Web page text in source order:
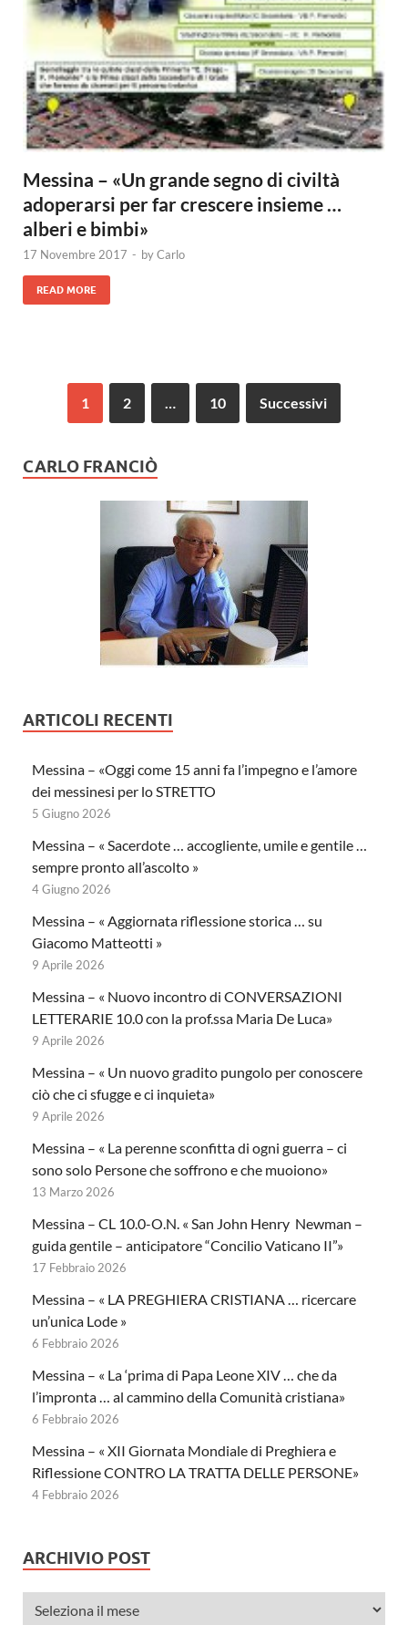
Messina – «Un grande segno di civiltà
adoperarsi per far crescere insieme …
alberi e bimbi»
17 Novembre 2017 - byCarlo
READ MORE
1 2 … 10 Successivi
CARLO FRANCIÒ
ARTICOLI RECENTI
Messina – «Oggi come 15 anni fa l’impegno e l’amore
dei messinesi per lo STRETTO
5 Giugno 2026
Messina – « Sacerdote … accogliente, umile e gentile …
sempre pronto all’ascolto »
4 Giugno 2026
Messina – « Aggiornata riflessione storica … su
Giacomo Matteotti »
9 Aprile 2026
Messina – « Nuovo incontro di CONVERSAZIONI
LETTERARIE 10.0 con la prof.ssa Maria De Luca»
9 Aprile 2026
Messina – « Un nuovo gradito pungolo per conoscere
ciò che ci sfugge e ci inquieta»
9 Aprile 2026
Messina – « La perenne sconfitta di ogni guerra – ci
sono solo Persone che soffrono e che muoiono»
13 Marzo 2026
Messina – CL 10.0-O.N. « San John Henry Newman –
guida gentile – anticipatore “Concilio Vaticano II”»
17 Febbraio 2026
Messina – « LA PREGHIERA CRISTIANA … ricercare
un’unica Lode »
6 Febbraio 2026
Messina – « La ‘prima di Papa Leone XIV … che da
l’impronta … al cammino della Comunità cristiana»
6 Febbraio 2026
Messina – « XII Giornata Mondiale di Preghiera e
Riflessione CONTRO LA TRATTA DELLE PERSONE»
4 Febbraio 2026
ARCHIVIO POST